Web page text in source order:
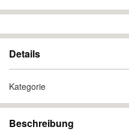
Details
Kategorie
Beschreibung